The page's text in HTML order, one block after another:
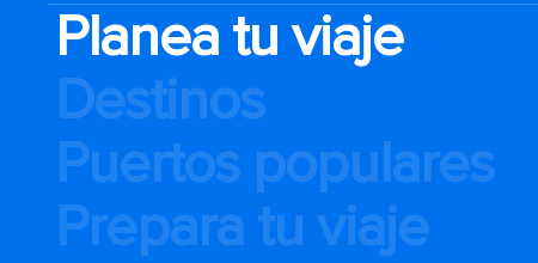
Planea tu viaje
Destinos
Puertos populares
Prepara tu viaje